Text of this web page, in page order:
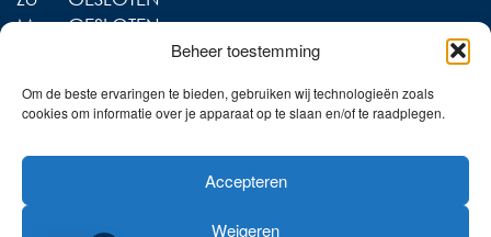
Beheer toestemming
Om de beste ervaringen te bieden, gebruiken wij technologieën zoals
cookies om informatie over je apparaat op te slaan en/of te raadplegen.
Accepteren
Weigeren
Ma
GESLOTEN
Liever thuis shoppen?
Ontdek onze collecties in
de webshop!